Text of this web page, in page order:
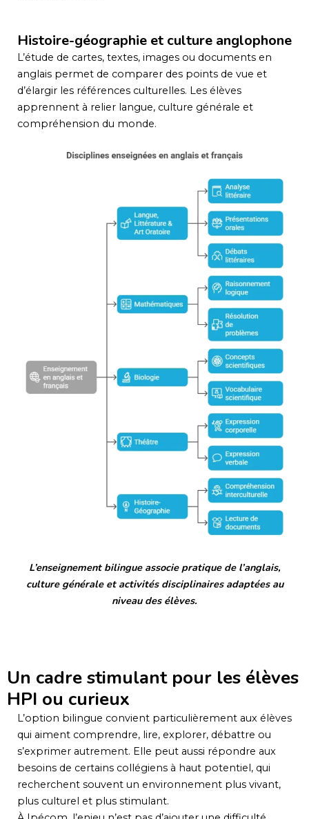
Histoire-géographie et culture anglophone
L’étude de cartes, textes, images ou documents en
anglais permet de comparer des points de vue et
d’élargir les références culturelles. Les élèves
apprennent à relier langue, culture générale et
compréhension du monde.
L’enseignement bilingue associe pratique de l’anglais,
culture générale et activités disciplinaires adaptées au
niveau des élèves.
Un cadre stimulant pour les élèves
HPI ou curieux
L’option bilingue convient particulièrement aux élèves
qui aiment comprendre, lire, explorer, débattre ou
s’exprimer autrement. Elle peut aussi répondre aux
besoins de certains collégiens à haut potentiel, qui
recherchent souvent un environnement plus vivant,
plus culturel et plus stimulant.